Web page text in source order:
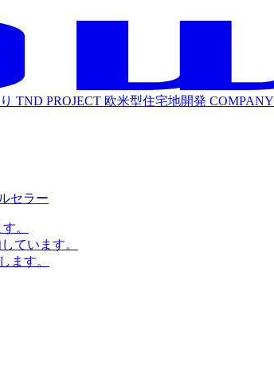
TND PROJECT 欧米型住宅地開発 COMPANY
セラー
。
ています。
ます。